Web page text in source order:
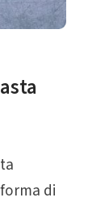
di